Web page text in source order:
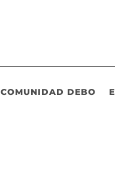
COMUNIDAD DEBO